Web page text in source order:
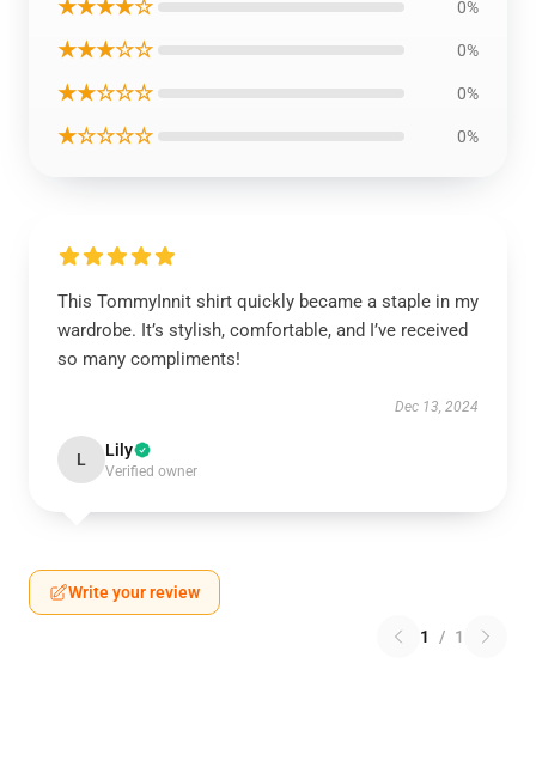
★★★★☆ 0%
★★★☆☆ 0%
★★☆☆☆ 0%
★☆☆☆☆ 0%
This TommyInnit shirt quickly became a staple in my
wardrobe. It’s stylish, comfortable, and I’ve received
so many compliments!
Dec 13, 2024
L Lily
Verified owner
Write your review
1 / 1